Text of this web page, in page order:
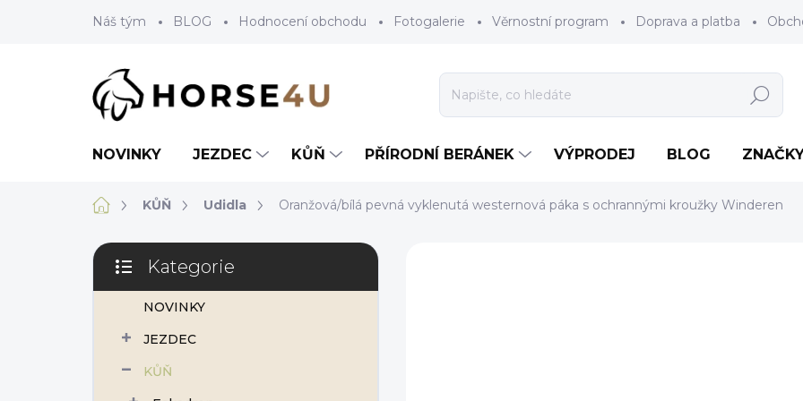
Náš tým BLOG Hodnocení obchodu Fotogalerie Věrnostní program Doprava a platba
Hledat
NOVINKY JEZDEC KŮŇ PŘÍRODNÍ BERÁNEK VÝPRODEJ BLOG
DomůKŮŇ Udidla Oranžová/bílá pevná vyklenutá westernová páka s ochrannými kroužky Winderen
P
s
Přeskočit
kategorie
Kategorie
NOVINKY
JEZDEC
KŮŇ